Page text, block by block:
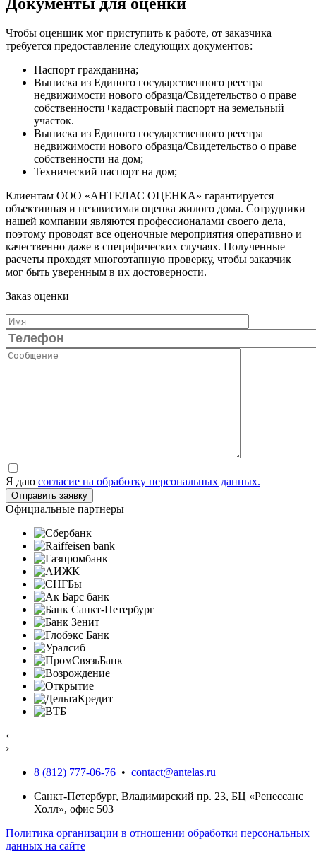
Чтобы оценщик мог приступить к работе, от заказчика
требуется предоставление следующих документов:
Паспорт гражданина;
Выписка из Единого государственного реестра
недвижимости нового образца/Свидетельство о праве
собственности+кадастровый паспорт на земельный
участок.
Выписка из Единого государственного реестра
недвижимости нового образца/Свидетельство о праве
собственности на дом;
Технический паспорт на дом;
Клиентам ООО «АНТЕЛАС ОЦЕНКА» гарантируется
объективная и независимая оценка жилого дома. Сотрудники
нашей компании являются профессионалами своего дела,
поэтому проводят все оценочные мероприятия оперативно и
качественно даже в специфических случаях. Полученные
расчеты проходят многоэтапную проверку, чтобы заказчик
мог быть уверенным в их достоверности.
Заказ оценки
Я даю согласие на обработку персональных данных.
Официальные партнеры
‹
›
8 (812) 777-06-76 • contact@antelas.ru
Санкт-Петербург, Владимирский пр. 23, БЦ «Ренессанс
Холл», офис 503
Политика организации в отношении обработки персональных
данных на сайте